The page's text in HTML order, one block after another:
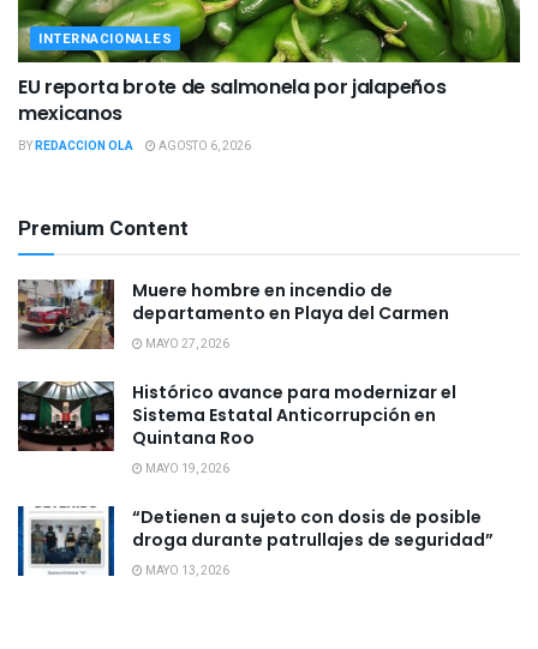
INTERNACIONALES
EU reporta brote de salmonela por jalapeños
mexicanos
BYREDACCION OLA AGOSTO 6, 2026
Premium Content
Muere hombre en incendio de
departamento en Playa del Carmen
MAYO 27, 2026
Histórico avance para modernizar el
Sistema Estatal Anticorrupción en
Quintana Roo
MAYO 19, 2026
“Detienen a sujeto con dosis de posible
droga durante patrullajes de seguridad”
MAYO 13, 2026